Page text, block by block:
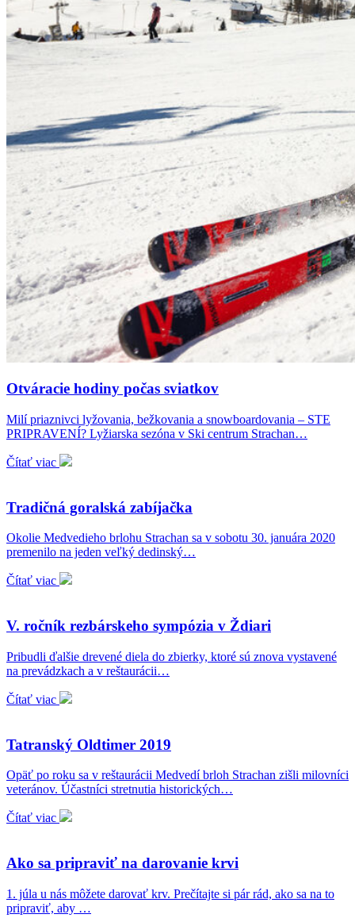
Otváracie hodiny počas sviatkov
Milí priaznivci lyžovania, bežkovania a snowboardovania – STE
PRIPRAVENÍ? Lyžiarska sezóna v Ski centrum Strachan…
Čítať viac
Tradičná goralská zabíjačka
Okolie Medvedieho brlohu Strachan sa v sobotu 30. januára 2020
premenilo na jeden veľký dedinský…
Čítať viac
V. ročník rezbárskeho sympózia v Ždiari
Pribudli ďalšie drevené diela do zbierky, ktoré sú znova vystavené
na prevádzkach a v reštaurácii…
Čítať viac
Tatranský Oldtimer 2019
Opäť po roku sa v reštaurácii Medvedí brloh Strachan zišli milovníci
veteránov. Účastníci stretnutia historických…
Čítať viac
Ako sa pripraviť na darovanie krvi
1. júla u nás môžete darovať krv. Prečítajte si pár rád, ako sa na to
pripraviť, aby …